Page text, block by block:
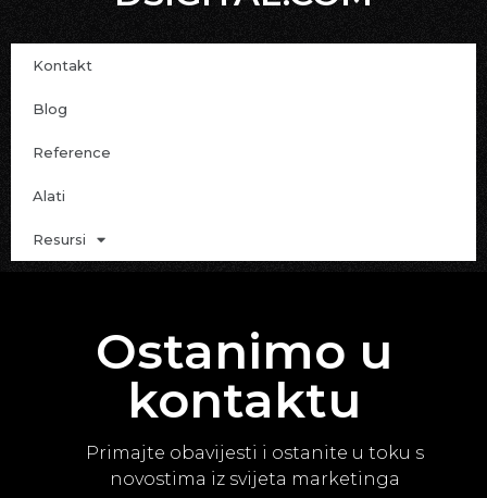
Kontakt
Blog
Reference
Alati
Resursi
Ostanimo u
kontaktu
Primajte obavijesti i ostanite u toku s
novostima iz svijeta marketinga